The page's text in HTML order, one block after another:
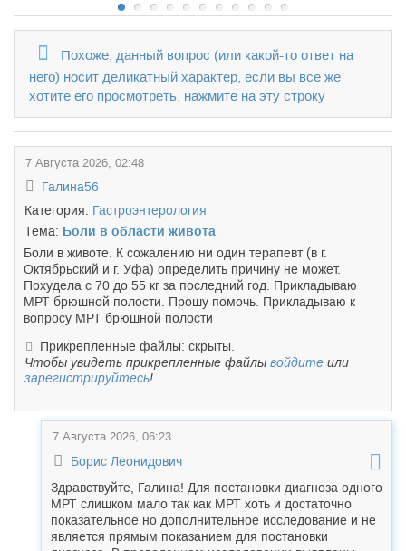
Похоже, данный вопрос (или какой-то ответ на
него) носит деликатный характер, если вы все же
хотите его просмотреть, нажмите на эту строку
7 Августа 2026, 02:48
Галина56
Категория: Гастроэнтерология
Тема: Боли в области живота
Боли в животе. К сожалению ни один терапевт (в г.
Октябрьский и г. Уфа) определить причину не может.
Похудела с 70 до 55 кг за последний год. Прикладываю
МРТ брюшной полости. Прошу помочь. Прикладываю к
вопросу МРТ брюшной полости
Прикрепленные файлы: скрыты.
Чтобы увидеть прикрепленные файлы войдите или
зарегистрируйтесь!
7 Августа 2026, 06:23
Борис Леонидович
Здравствуйте, Галина! Для постановки диагноза одного
МРТ слишком мало так как МРТ хоть и достаточно
показательное но дополнительное исследование и не
является прямым показанием для постановки